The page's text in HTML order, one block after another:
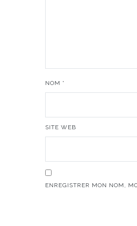
NOM *
SITE WEB
ENREGISTRER MON NOM,